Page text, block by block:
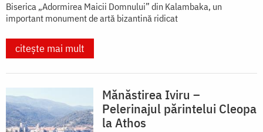
Biserica „Adormirea Maicii Domnului” din Kalambaka, un
important monument de artă bizantină ridicat
citește mai mult
Mănăstirea Iviru –
Pelerinajul părintelui Cleopa
la Athos